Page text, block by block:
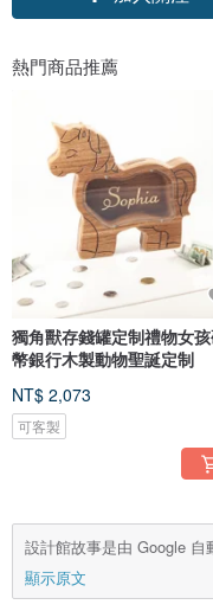
熱門商品推薦
獨角獸存錢罐定制禮物女
幣銀行木製動物聖誕定制
NT$ 2,073
可客製
設計館故事是由 Google 自
顯示原文